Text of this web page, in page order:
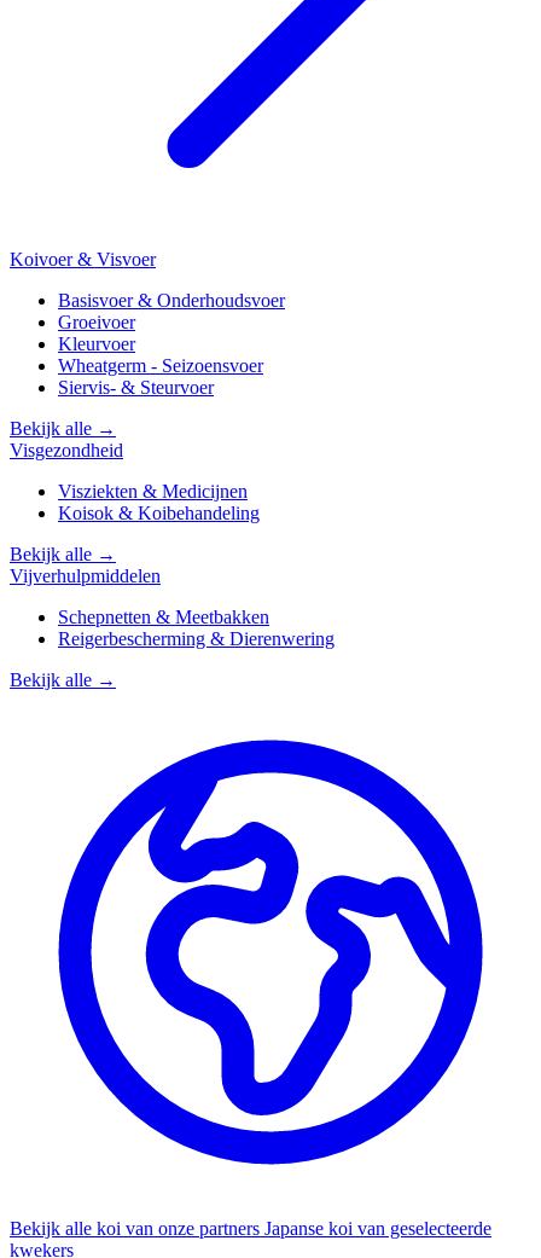
Koivoer & Visvoer
Basisvoer & Onderhoudsvoer
Groeivoer
Kleurvoer
Wheatgerm - Seizoensvoer
Siervis- & Steurvoer
Bekijk alle →
Visgezondheid
Visziekten & Medicijnen
Koisok & Koibehandeling
Bekijk alle →
Vijverhulpmiddelen
Schepnetten & Meetbakken
Reigerbescherming & Dierenwering
Bekijk alle →
Bekijk alle koi van onze partners Japanse koi van geselecteerde
kwekers